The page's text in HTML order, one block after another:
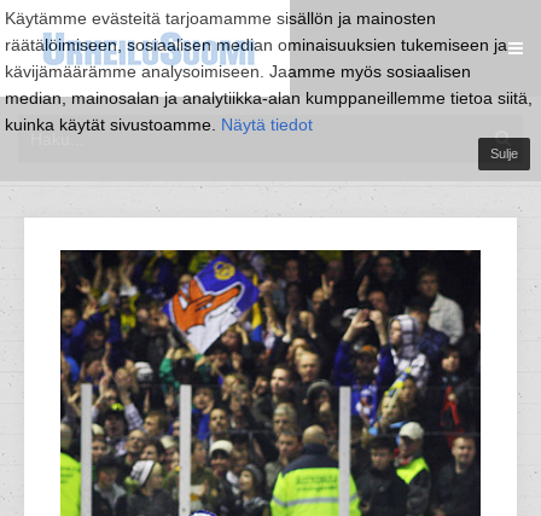
Käytämme evästeitä tarjoamamme sisällön ja mainosten
räätälöimiseen, sosiaalisen median ominaisuuksien tukemiseen ja
kävijämäärämme analysoimiseen. Jaamme myös sosiaalisen
median, mainosalan ja analytiikka-alan kumppaneillemme tietoa siitä,
kuinka käytät sivustoamme. Näytä tiedot
Sulje